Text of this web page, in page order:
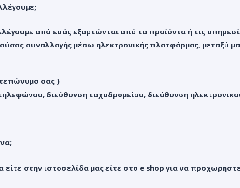
από εσάς εξαρτώνται από τα προϊόντα ή τις
συναλλαγής μέσω ηλεκτρονικής πλατφόρμας, μεταξύ
σας )
διεύθυνση ταχυδρομείου, διεύθυνση
στην ιστοσελίδα μας είτε στο e shop για να